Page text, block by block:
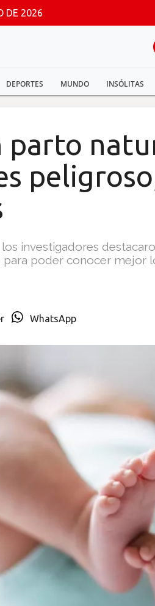
DE 2026
DEPORTES MUNDO INSÓLITAS
parto
investigadores
poder conocer mejor
WhatsApp